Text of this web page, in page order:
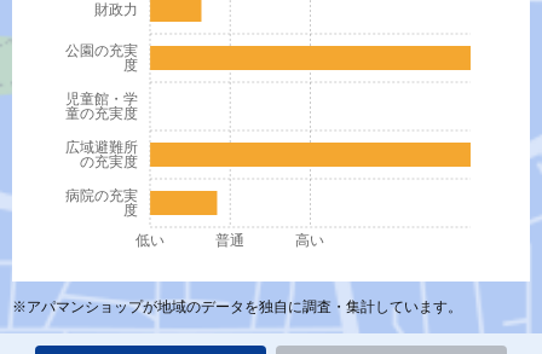
病院の充実
度
広域避難所
の充実度
児童館・学
童の充実度
公園の充実
度
財政力
低い 普通 高い
※アパマンショップが地域のデータを独自に調査・集計しています。